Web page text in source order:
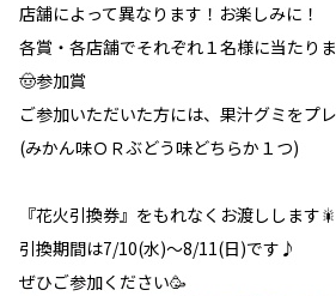
店舗によって異なります！お楽しみに！
各賞・各店舗でそれぞれ１名様に当たり
🤠参加賞
ご参加いただいた方には、果汁グミをプ
(みかん味ＯＲぶどう味どちらか１つ)
『花火引換券』をもれなくお渡しします🎇
引換期間は7/10(水)～8/11(日)です♪
ぜひご参加ください🥳